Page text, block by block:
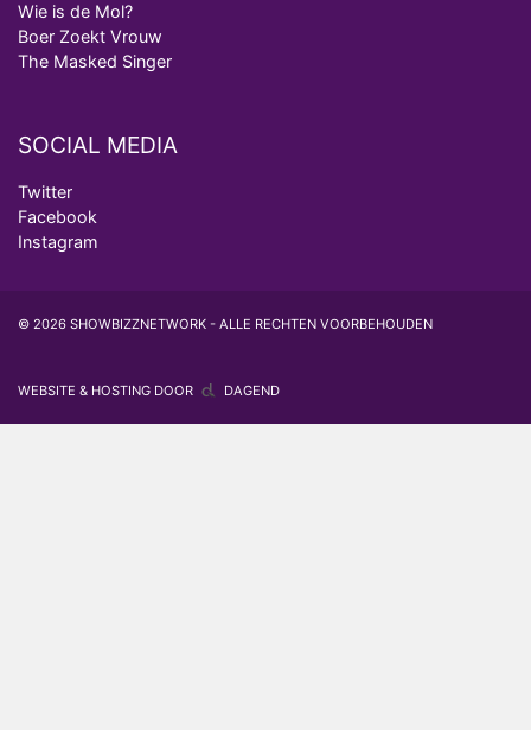
Wie is de Mol?
Boer Zoekt Vrouw
The Masked Singer
SOCIAL MEDIA
Twitter
Facebook
Instagram
© 2026 SHOWBIZZNETWORK - ALLE RECHTEN VOORBEHOUDEN
WEBSITE & HOSTING DOOR DAGEND